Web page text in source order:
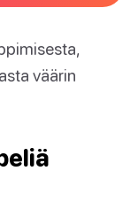
väärin